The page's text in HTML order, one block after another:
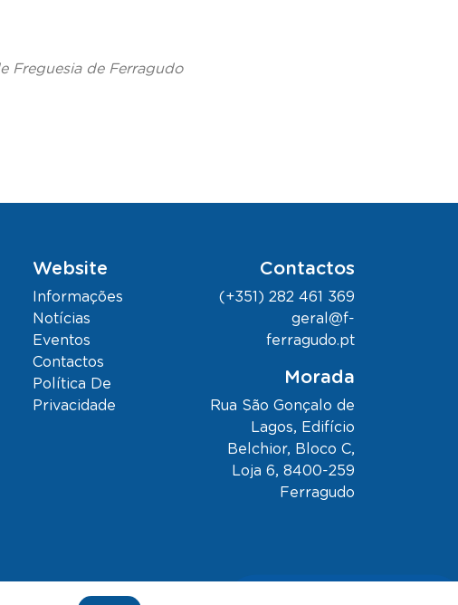
Freguesia de Ferragudo
Website
Informações
Notícias
Eventos
Contactos
Política De
Privacidade
Contactos
(+351) 282 461 369
geral@f-
ferragudo.pt
Morada
Rua São Gonçalo de
Lagos, Edifício
Belchior, Bloco C,
Loja 6, 8400-259
Ferragudo